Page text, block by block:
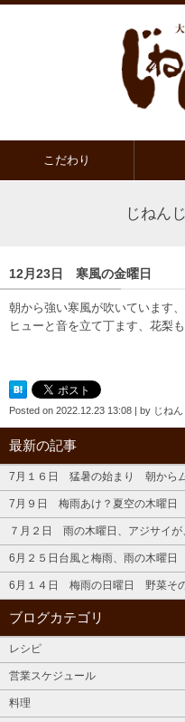
こだわり
じねん
12月23日 寒風の金曜日
朝から強い寒風が吹いています
ヒューと音を立て丁ます、花梨
Posted on 2022.12.23 13:08 | by じね
最新の記事
7月１６日 猛暑の始まり 朝から
7月９日 梅雨あけ？夏空の木曜日
７月２日 雨の木曜日、アジサイが
6月２５日台風と梅雨、雨の木曜日
6月１４日 梅雨の日曜日 野菜その
ブログカテゴリ
レシピ
営業スケジュール
料理